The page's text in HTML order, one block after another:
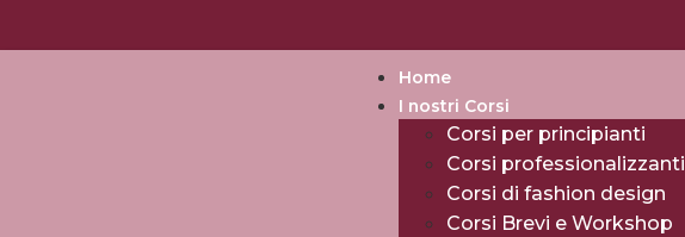
Home
I nostri Corsi
Corsi per principianti
Corsi professionalizzanti
Corsi di fashion design
Corsi Brevi e Workshop